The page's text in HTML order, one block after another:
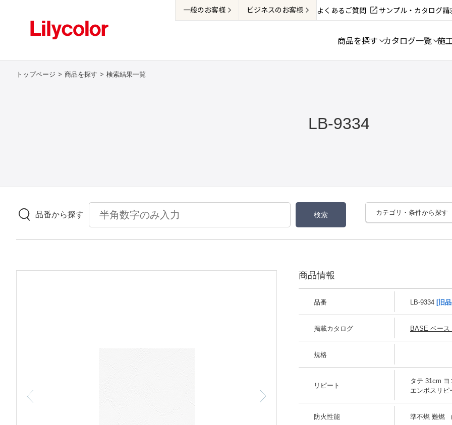
一般のお客様 ビジネスのお客様 よくあるご質問 サンプル・カタログ
商品を探す カタログ一覧 施
トップページ 商品を探す 検索結果一覧
LB-9334
品番から探す カテゴリ・条件から探す
商品情報
品番 LB-9334 [旧
掲載カタログ BASE ベース
規格
リピート
タテ 31cm ヨ
エンボスリピ
防火性能 準不燃 難燃